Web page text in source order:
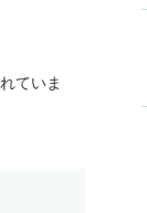
ていま